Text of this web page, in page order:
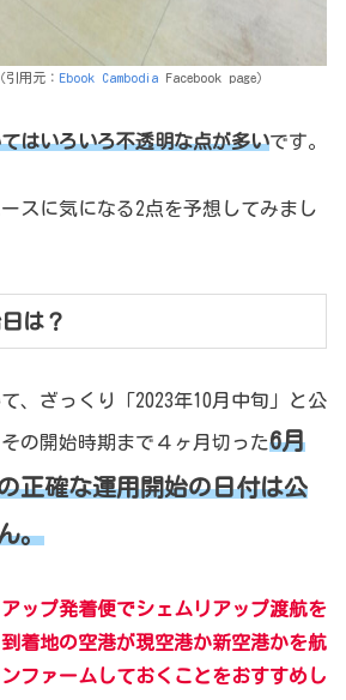
引用元： Ebook CambodiaFacebook page）
はいろいろ不透明な点が多いです。
スに気になる2点を予想してみまし
は？
、ざっくり「2023年10月中旬」と公
の開始時期まで４ヶ月切った6月
正確な運用開始の日付は公
。
ップ発着便でシェムリアップ渡航を
着地の空港が現空港か新空港かを航
ファームしておくことをおすすめし